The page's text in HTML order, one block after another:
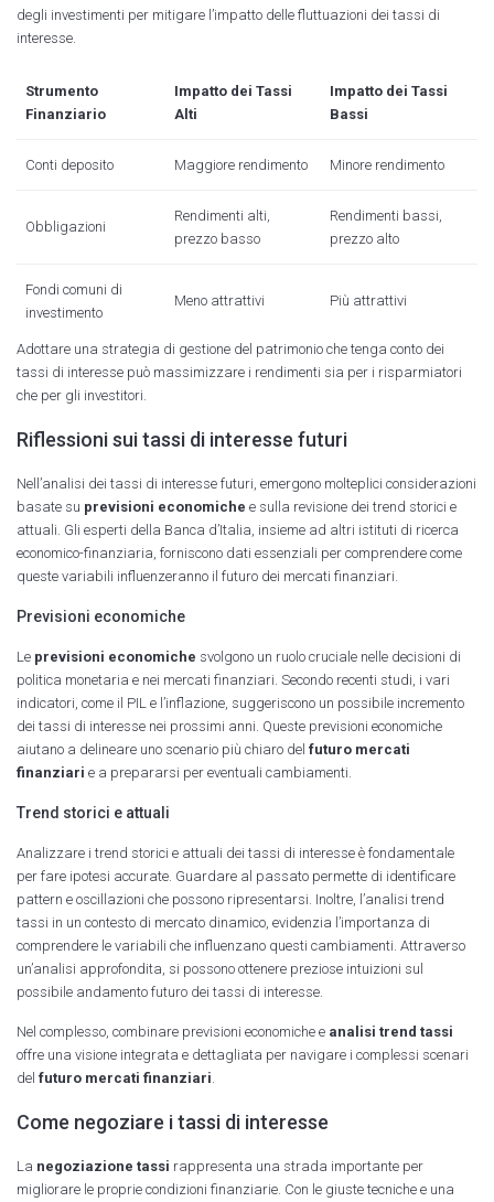
degli investimenti per mitigare l’impatto delle fluttuazioni dei tassi di
interesse.
Strumento
Finanziario
Impatto dei Tassi
Alti
Impatto dei Tassi
Bassi
Conti deposito Maggiore rendimento Minore rendimento
Obbligazioni
Rendimenti alti,
prezzo basso
Rendimenti bassi,
prezzo alto
Fondi comuni di
investimento
Meno attrattivi Più attrattivi
Adottare una strategia di gestione del patrimonio che tenga conto dei
tassi di interesse può massimizzare i rendimenti sia per i risparmiatori
che per gli investitori.
Riflessioni sui tassi di interesse futuri
Nell’analisi dei tassi di interesse futuri, emergono molteplici considerazioni
basate su previsioni economiche e sulla revisione dei trend storici e
attuali. Gli esperti della Banca d’Italia, insieme ad altri istituti di ricerca
economico-finanziaria, forniscono dati essenziali per comprendere come
queste variabili influenzeranno il futuro dei mercati finanziari.
Previsioni economiche
Le previsioni economiche svolgono un ruolo cruciale nelle decisioni di
politica monetaria e nei mercati finanziari. Secondo recenti studi, i vari
indicatori, come il PIL e l’inflazione, suggeriscono un possibile incremento
dei tassi di interesse nei prossimi anni. Queste previsioni economiche
aiutano a delineare uno scenario più chiaro del futuro mercati
finanziari e a prepararsi per eventuali cambiamenti.
Trend storici e attuali
Analizzare i trend storici e attuali dei tassi di interesse è fondamentale
per fare ipotesi accurate. Guardare al passato permette di identificare
pattern e oscillazioni che possono ripresentarsi. Inoltre, l’analisi trend
tassi in un contesto di mercato dinamico, evidenzia l’importanza di
comprendere le variabili che influenzano questi cambiamenti. Attraverso
un’analisi approfondita, si possono ottenere preziose intuizioni sul
possibile andamento futuro dei tassi di interesse.
Nel complesso, combinare previsioni economiche e analisi trend tassi
offre una visione integrata e dettagliata per navigare i complessi scenari
del futuro mercati finanziari
Come negoziare i tassi di interesse
La negoziazione tassi rappresenta una strada importante per
migliorare le proprie condizioni finanziarie. Con le giuste tecniche e una